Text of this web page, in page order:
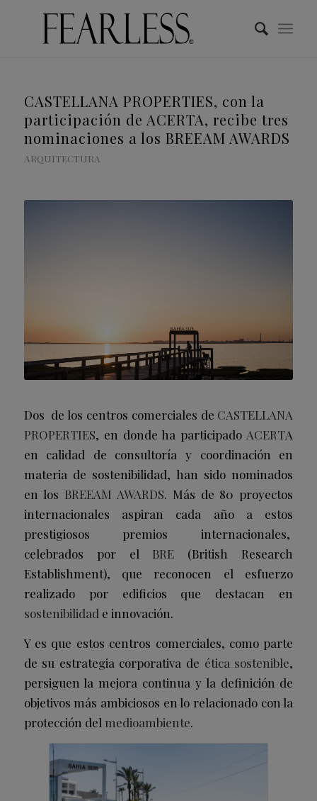
CASTELLANA PROPERTIES, con la
participación de ACERTA, recibe tres
nominaciones a los BREEAM AWARDS
ARQUITECTURA
Dos de los centros comerciales de CASTELLANA
PROPERTIES, en donde ha participado ACERTA
en calidad de consultoría y coordinación en
materia de sostenibilidad, han sido nominados
en los BREEAM AWARDS. Más de 80 proyectos
internacionales aspiran cada año a estos
prestigiosos premios internacionales,
celebrados por el BRE (British Research
Establishment), que reconocen el esfuerzo
realizado por edificios que destacan en
sostenibilidad e innovación.
Y es que estos centros comerciales, como parte
de su estrategia corporativa de ética sostenible,
persiguen la mejora continua y la definición de
objetivos más ambiciosos en lo relacionado con la
protección del medioambiente.